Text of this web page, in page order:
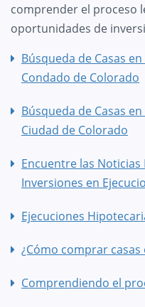
comprender el proceso
oportunidades de
Búsqueda de Casas
Condado de Colorado
Búsqueda de Casas
Ciudad de Colorado
Encuentre las
Inversiones en
Ejecuciones
¿Cómo comprar casas
Comprendiendo el